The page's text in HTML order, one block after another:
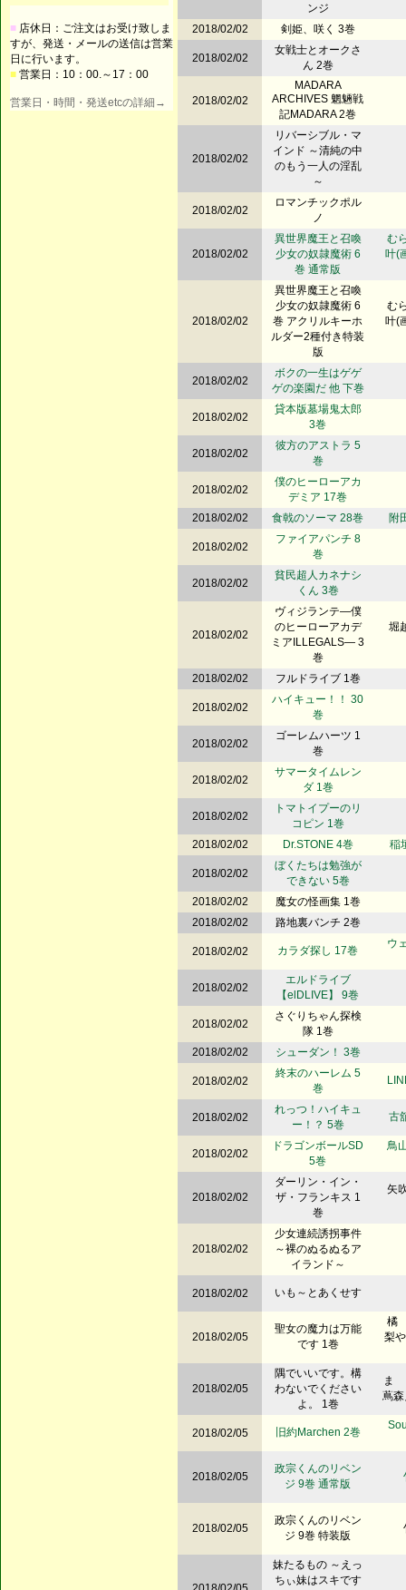
■ 店休日：ご注文はお受け致しま
すが、発送・メールの送信は営業
日に行います。
■ 営業日：10：00.～17：00
営業日・時間・発送etcの詳細→
ンジ
2018/02/02
剣姫、咲く 3巻
2018/02/02
女戦士とオークさ
ん 2巻
2018/02/02
MADARA
ARCHIVES 魍魎戦
記MADARA 2巻
2018/02/02
リバーシブル・マ
インド ～清純の中
のもう一人の淫乱
～
2018/02/02
ロマンチックポル
ノ
2018/02/02
異世界魔王と召喚
少女の奴隷魔術 6
巻 通常版
む
叶(
2018/02/02
異世界魔王と召喚
少女の奴隷魔術 6
巻 アクリルキーホ
ルダー2種付き特装
版
む
叶(
2018/02/02
ボクの一生はゲゲ
ゲの楽園だ 他 下巻
2018/02/02
貸本版墓場鬼太郎
3巻
2018/02/02
彼方のアストラ 5
巻
2018/02/02
僕のヒーローアカ
デミア 17巻
2018/02/02
食戟のソーマ 28巻 附
2018/02/02
ファイアパンチ 8
巻
2018/02/02
貧民超人カネナシ
くん 3巻
2018/02/02
ヴィジランテ―僕
のヒーローアカデ
ミアILLEGALS― 3
巻
堀
2018/02/02 フルドライブ 1巻
2018/02/02
ハイキュー！！ 30
巻
2018/02/02
ゴーレムハーツ 1
巻
2018/02/02
サマータイムレン
ダ 1巻
2018/02/02
トマトイプーのリ
コピン 1巻
2018/02/02
Dr.STONE 4巻 稲
2018/02/02
ぼくたちは勉強が
できない 5巻
2018/02/02
魔女の怪画集 1巻
2018/02/02
路地裏バンチ 2巻
2018/02/02 カラダ探し 17巻
ウ
2018/02/02
エルドライブ
【elDLIVE】 9巻
2018/02/02
さぐりちゃん探検
隊 1巻
2018/02/02
シューダン！ 3巻
2018/02/02
終末のハーレム 5
巻
2018/02/02
れっつ！ハイキュ
ー！？ 5巻
古
2018/02/02
ドラゴンボールSD
5巻
鳥
2018/02/02
ダーリン・イン・
ザ・フランキス 1
巻
矢
2018/02/02
少女連続誘拐事件
～裸のぬるぬるア
イランド～
2018/02/02 いも～とあくせす
2018/02/05
聖女の魔力は万能
です 1巻
橘
梨
2018/02/05
隅でいいです。構
わないでください
よ。 1巻
ま
蔦
2018/02/05 旧約Marchen 2巻
2018/02/05
政宗くんのリベン
ジ 9巻 通常版
2018/02/05
政宗くんのリベン
ジ 9巻 特装版
妹たるもの ～えっ
ちぃ妹はスキです